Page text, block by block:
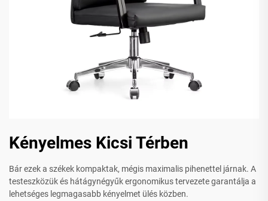
Kényelmes Kicsi Térben
Bár ezek a székek kompaktak, mégis maximalis pihenettel járnak. A
testeszközük és hátágynégyűk ergonomikus tervezete garantálja a
lehetséges legmagasabb kényelmet ülés közben.